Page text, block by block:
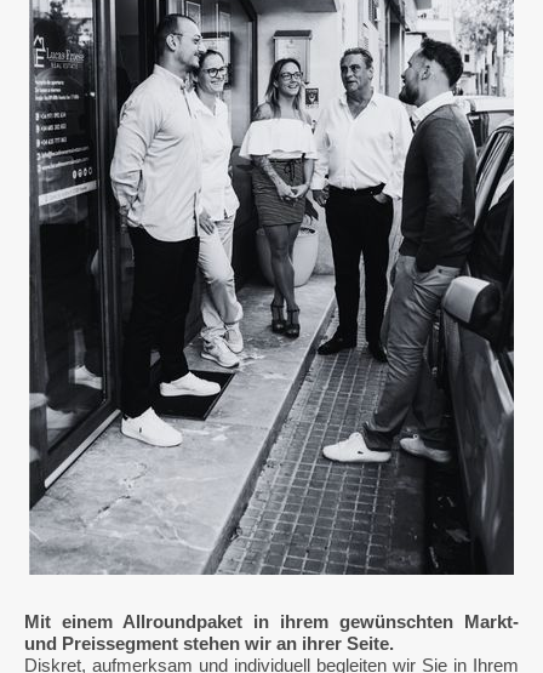
Mit einem Allroundpaket in ihrem gewünschten Markt-
und Preissegment stehen wir an ihrer Seite.
Diskret, aufmerksam und individuell begleiten wir Sie in Ihrem